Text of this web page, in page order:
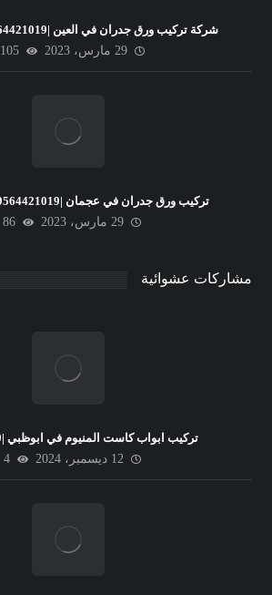
شركة تركيب ورق جدران في العين |0564421019|الدرع الذهبي
29 مارس، 2023
105
تركيب ورق جدران في عجمان |0564421019| الدرع الذهبي
29 مارس، 2023
86
مشاركات عشوائية
تركيب ابواب كاست المنيوم في ابوظبي |0564421019
12 ديسمبر، 2024
4